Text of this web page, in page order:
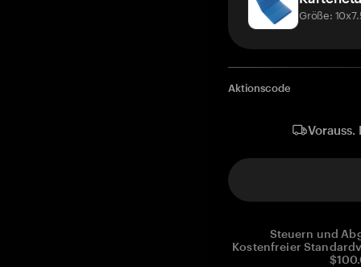
Größe:
Aktionscode
Steuern und
Kostenfreier